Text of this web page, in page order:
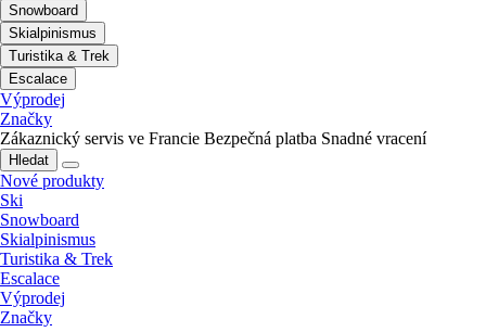
Snowboard
Skialpinismus
Turistika & Trek
Escalace
Výprodej
Značky
Zákaznický servis ve Francie Bezpečná platba Snadné vracení
Hledat
Nové produkty
Ski
Snowboard
Skialpinismus
Turistika & Trek
Escalace
Výprodej
Značky